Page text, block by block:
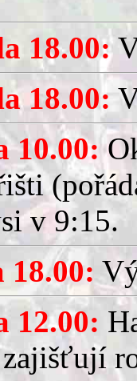
18.00:
18.00:
10.00:
v 9:15.
18.00:
12.00: